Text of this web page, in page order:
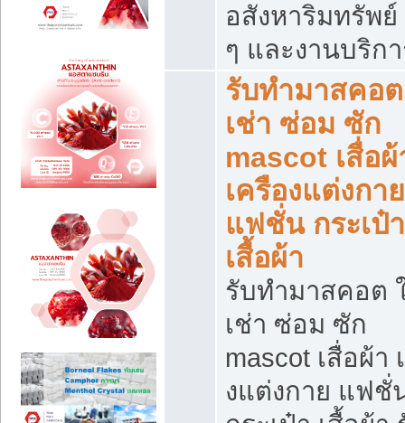
อสังหาริมทรัพ
ๆ และงานบริก
รับทำมาสคอ
เช่า ซ่อม ซัก
mascot เสื่อผ้
เครืองแต่งกาย
แฟชั่น กระเป๋า
เสื้อผ้า
รับทำมาสคอต
เช่า ซ่อม ซัก
mascot เสื่อผ้า
งแต่งกาย แฟชั่